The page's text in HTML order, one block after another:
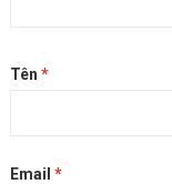
Tên *
Email *